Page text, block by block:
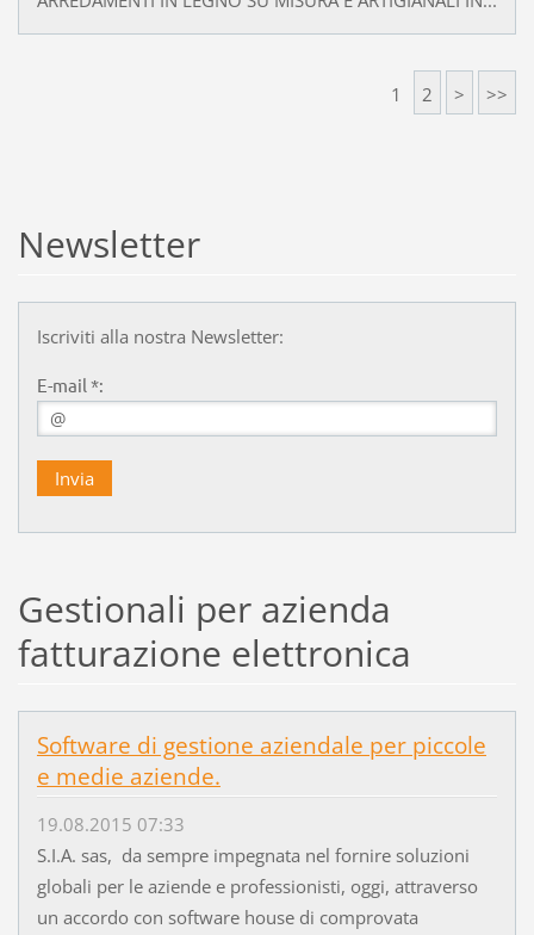
1 2 > >>
Newsletter
Iscriviti alla nostra Newsletter:
E-mail *:
Gestionali per azienda
fatturazione elettronica
Software di gestione aziendale per piccole
e medie aziende.
19.08.2015 07:33
S.I.A. sas, da sempre impegnata nel fornire soluzioni
globali per le aziende e professionisti, oggi, attraverso
un accordo con software house di comprovata